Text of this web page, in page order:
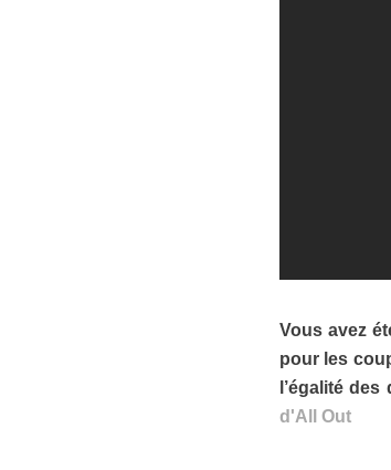
Vous avez
pour les
l’égalité
d'All Out